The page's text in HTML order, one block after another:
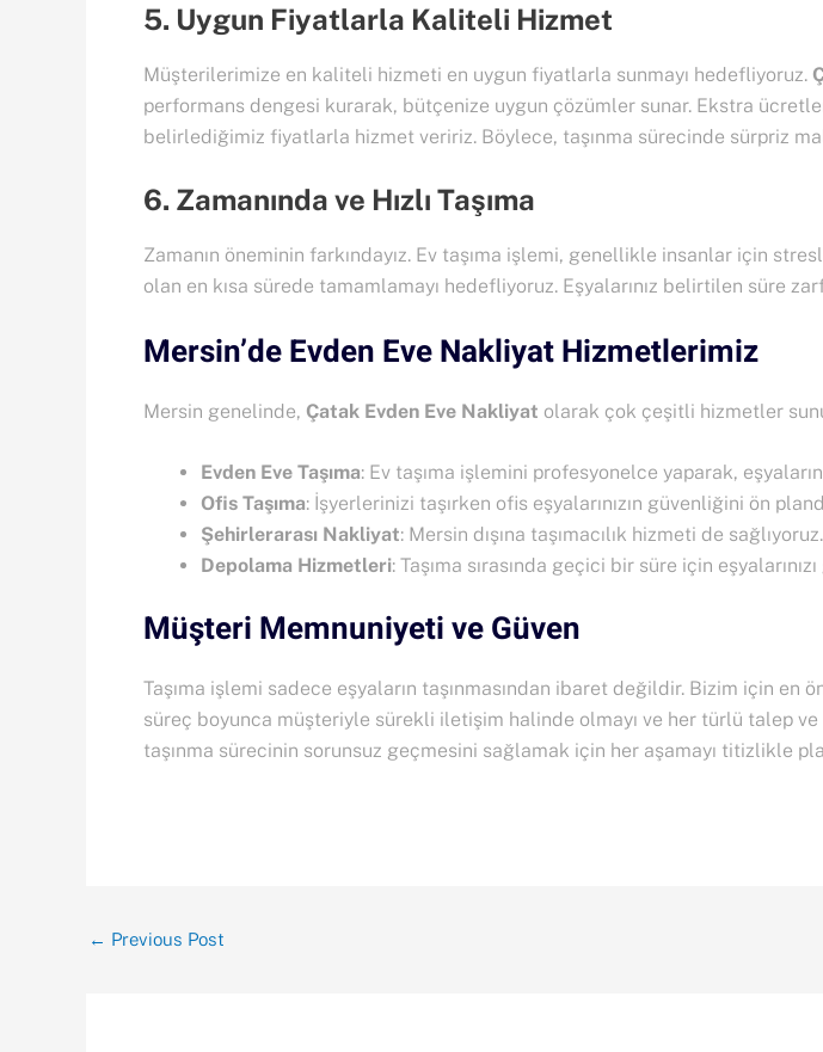
5. Uygun Fiyatlarla Kaliteli Hizmet
Müşterilerimize en kaliteli hizmeti en uygun fiyatlarla sunmayı hedefliyoruz.
performans dengesi kurarak, bütçenize uygun çözümler sunar. Ekstra
belirlediğimiz fiyatlarla hizmet veririz. Böylece, taşınma sürecinde sürpriz
6. Zamanında ve Hızlı Taşıma
Zamanın öneminin farkındayız. Ev taşıma işlemi, genellikle insanlar için
olan en kısa sürede tamamlamayı hedefliyoruz. Eşyalarınız belirtilen süre
Mersin’de Evden Eve Nakliyat Hizmetlerimiz
Mersin genelinde, Çatak Evden Eve Nakliyat olarak çok çeşitli hizmetler
Evden Eve Taşıma: Ev taşıma işlemini profesyonelce yaparak,
Ofis Taşıma: İşyerlerinizi taşırken ofis eşyalarınızın güvenliğini ön
Şehirlerarası Nakliyat: Mersin dışına taşımacılık hizmeti de sağlıyoruz.
Depolama Hizmetleri: Taşıma sırasında geçici bir süre için
Müşteri Memnuniyeti ve Güven
Taşıma işlemi sadece eşyaların taşınmasından ibaret değildir. Bizim için en
süreç boyunca müşteriyle sürekli iletişim halinde olmayı ve her türlü talep ve
taşınma sürecinin sorunsuz geçmesini sağlamak için her aşamayı titizlikle
← Previous Post